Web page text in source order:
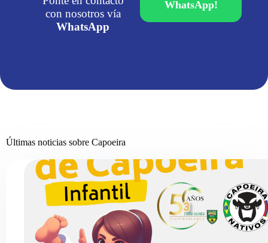
con nosotros vía
WhatsApp
WhatsApp!
Últimas noticias sobre Capoeira